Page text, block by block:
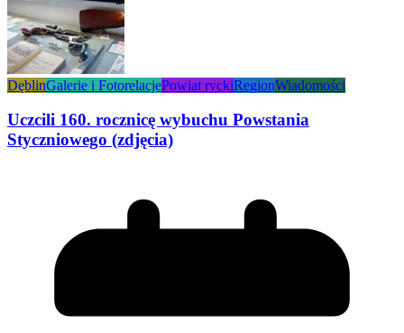
DęblinGalerie i FotorelacjePowiat ryckiRegionWiadomości
Uczcili 160. rocznicę wybuchu Powstania
Styczniowego (zdjęcia)